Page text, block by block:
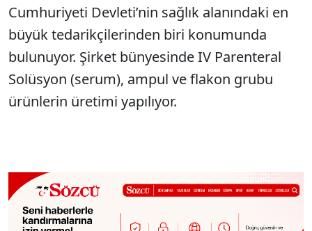
Cumhuriyeti Devleti’nin sağlık alanındaki en
büyük tedarikçilerinden biri konumunda
bulunuyor. Şirket bünyesinde IV Parenteral
Solüsyon (serum), ampul ve flakon grubu
ürünlerin üretimi yapılıyor.